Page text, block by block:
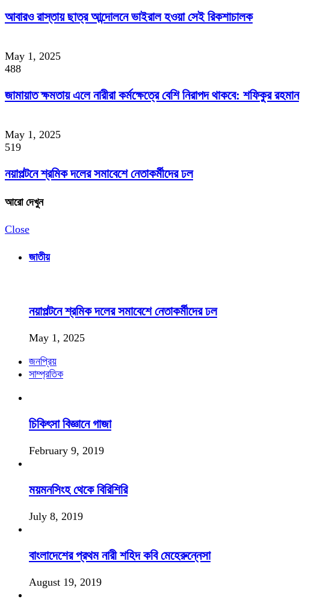
আবারও রাস্তায় ছাত্র আন্দোলনে ভাইরাল হওয়া সেই রিকশাচালক
May 1, 2025
488
জামায়াত ক্ষমতায় এলে নারীরা কর্মক্ষেত্রে বেশি নিরাপদ থাকবে: শফিকুর রহমান
May 1, 2025
519
নয়াপল্টনে শ্রমিক দলের সমাবেশে নেতাকর্মীদের ঢল
আরো দেখুন
Close
জাতীয়
নয়াপল্টনে শ্রমিক দলের সমাবেশে নেতাকর্মীদের ঢল
May 1, 2025
জনপ্রিয়
সাম্প্রতিক
চিকিৎসা বিজ্ঞানে গাজা
February 9, 2019
ময়মনসিংহ থেকে বিরিশিরি
July 8, 2019
বাংলাদেশের প্রথম নারী শহিদ কবি মেহেরুন্নেসা
August 19, 2019